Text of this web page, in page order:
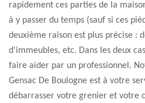
rapidement ces parties de la
à y passer du temps (sauf si ces
deuxième raison est plus précise :
d'immeubles, etc. Dans les deux
faire aider par un professionnel.
Gensac De Boulogne est à votre
débarrasser votre grenier et votre